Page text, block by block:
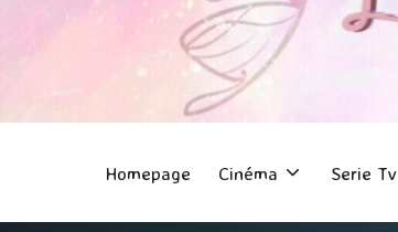
Homepage Cinéma Serie Tv